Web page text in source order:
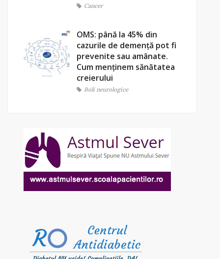
Cancer
OMS: până la 45% din
cazurile de demență pot fi
prevenite sau amânate.
Cum menținem sănătatea
creierului
Boli neurologice